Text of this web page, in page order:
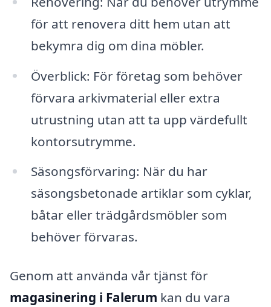
för att renovera ditt hem utan att
bekymra dig om dina möbler.
Överblick: För företag som behöver
förvara arkivmaterial eller extra
utrustning utan att ta upp värdefullt
kontorsutrymme.
Säsongsförvaring: När du har
säsongsbetonade artiklar som cyklar,
båtar eller trädgårdsmöbler som
behöver förvaras.
Genom att använda vår tjänst för
magasinering i Falerum kan du vara